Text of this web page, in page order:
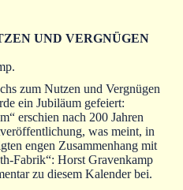
UND VERGNÜGEN
zum Nutzen und Vergnügen
ein Jubiläum gefeiert:
erschien nach 200 Jahren
was meint, in
engen Zusammenhang mit
Gravenkamp
zu diesem Kalender bei.